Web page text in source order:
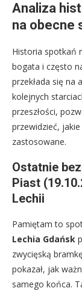
Analiza
na obecne
Historia spotkań
bogata i często
przekłada się na
kolejnych
przeszłości,
przewidzieć,
zastosowane.
Ostatnie
Piast
Lechii
Pamiętam to
Lechia Gdańsk
zwycięską
pokazał, jak
samego końca.